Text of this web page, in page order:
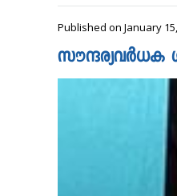
Published on January
സൗന്ദര്യവര്‍ധക